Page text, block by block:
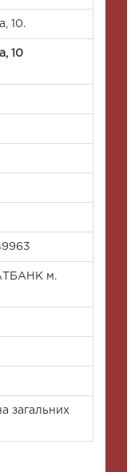
10.
10
м.
загальних